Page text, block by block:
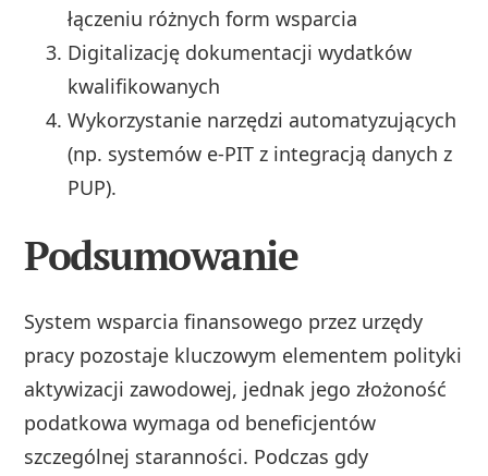
łączeniu różnych form wsparcia
Digitalizację dokumentacji wydatków
kwalifikowanych
Wykorzystanie narzędzi automatyzujących
(np. systemów e-PIT z integracją danych z
PUP).
Podsumowanie
System wsparcia finansowego przez urzędy
pracy pozostaje kluczowym elementem polityki
aktywizacji zawodowej, jednak jego złożoność
podatkowa wymaga od beneficjentów
szczególnej staranności. Podczas gdy